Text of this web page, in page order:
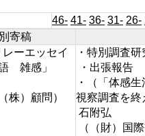
46- 41- 36- 31- 26-
寄稿
レーエッセイ
語 雑感」
株）顧問）
・特別調査研
・出張報告
・（「体感
視察調査を終
石附弘
（（財）国